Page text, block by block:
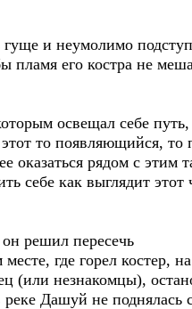
и неумолимо
его костра не
освещал себе путь,
то появляющийся,
оказаться рядом с этим
себе как выглядит этот
решил пересечь
где горел костер,
(или незнакомцы),
Дашуй не